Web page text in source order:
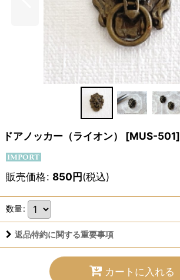
ドアノッカー（ライオン） [MUS-501]
販売価格: 850円(税込)
数量:
返品特約に関する重要事項
カートに入れる